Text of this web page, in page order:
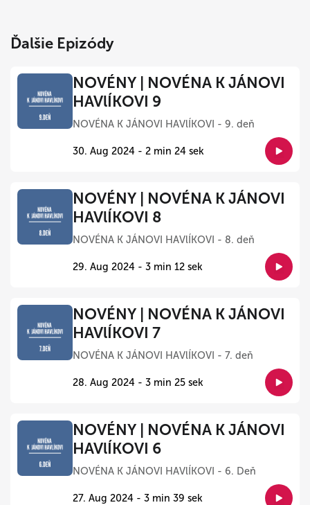
Ďalšie Epizódy
NOVÉNY | NOVÉNA K JÁNOVI
HAVlÍKOVI 9
NOVÉNA K JÁNOVI HAVlÍKOVI - 9. deň
30. Aug 2024 - 2 min 24 sek
NOVÉNY | NOVÉNA K JÁNOVI
HAVlÍKOVI 8
NOVÉNA K JÁNOVI HAVlÍKOVI - 8. deň
29. Aug 2024 - 3 min 12 sek
NOVÉNY | NOVÉNA K JÁNOVI
HAVlÍKOVI 7
NOVÉNA K JÁNOVI HAVlÍKOVI - 7. deň
28. Aug 2024 - 3 min 25 sek
NOVÉNY | NOVÉNA K JÁNOVI
HAVlÍKOVI 6
NOVÉNA K JÁNOVI HAVlÍKOVI - 6. Deň
27. Aug 2024 - 3 min 39 sek